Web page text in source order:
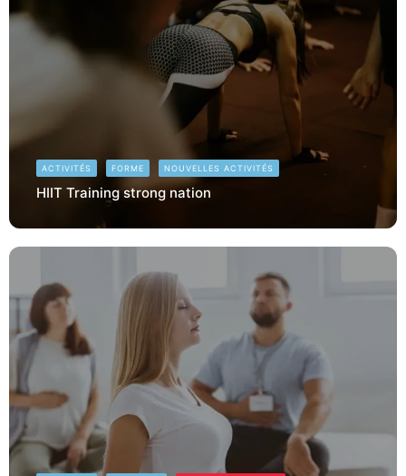
ACTIVITÉS FORME NOUVELLES ACTIVITÉS
HIIT Training strong nation